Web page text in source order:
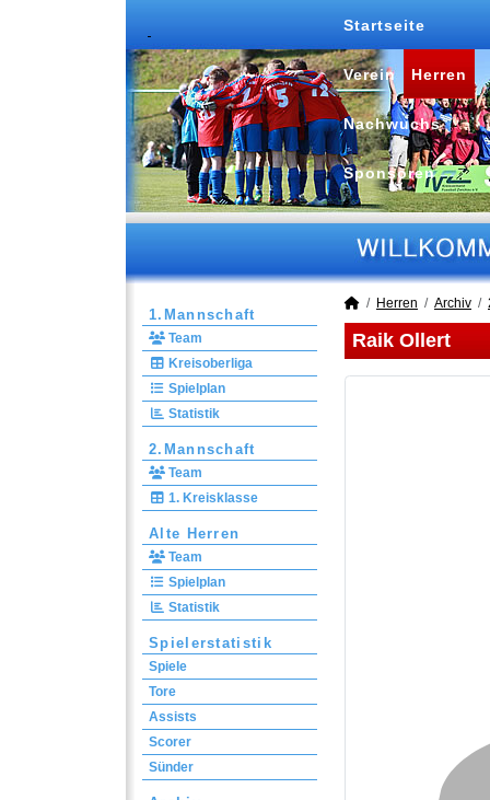
Startseite
Verein Herren
Nachwuchs
Sponsoren
1.Mannschaft
Team
Kreisoberliga
Spielplan
Statistik
2.Mannschaft
Team
1. Kreisklasse
Alte Herren
Team
Spielplan
Statistik
Spielerstatistik
Spiele
Tore
Assists
Scorer
Sünder
Herren Archiv
Raik Ollert